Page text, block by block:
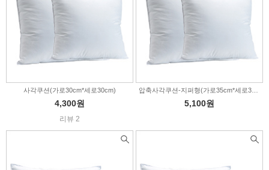
사각쿠션(가로30cm*세로30cm)
4,300원
리뷰 2
압축사각쿠션-지퍼형(가로35cm*세로35cm)
5,100원